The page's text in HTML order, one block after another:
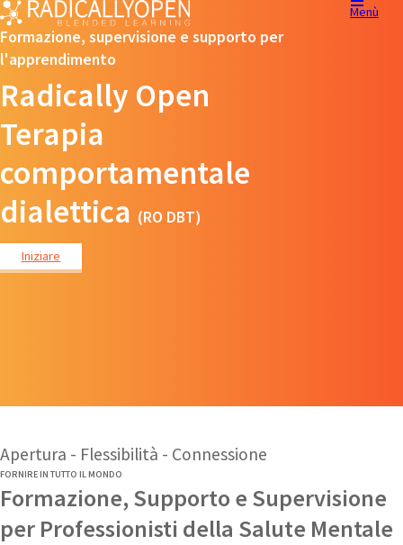
Menù
Formazione, supervisione e supporto per
l'apprendimento
Radically Open
Terapia
comportamentale
dialettica (RO DBT)
Iniziare
Apertura - Flessibilità - Connessione
FORNIRE IN TUTTO IL MONDO
Formazione, Supporto e Supervisione
per Professionisti della Salute Mentale